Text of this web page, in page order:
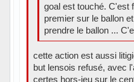
goal est touché. C'est
premier sur le ballon
prendre le ballon ...
cette action est aussi
but lensois refusé, avec
certes hors-jeu sur le